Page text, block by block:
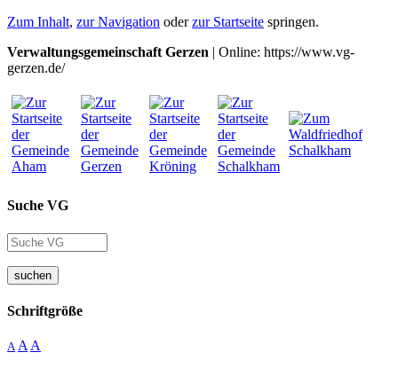
Zum Inhalt, zur Navigation oderzur Startseite springen.
Verwaltungsgemeinschaft Gerzen | Online: https://www.vg-
gerzen.de/
Suche VG
suchen
Schriftgröße
A A A